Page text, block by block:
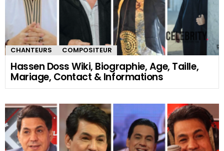
CHANTEURS COMPOSITEUR
Hassen Doss Wiki, Biographie, Age, Taille,
Mariage, Contact & Informations